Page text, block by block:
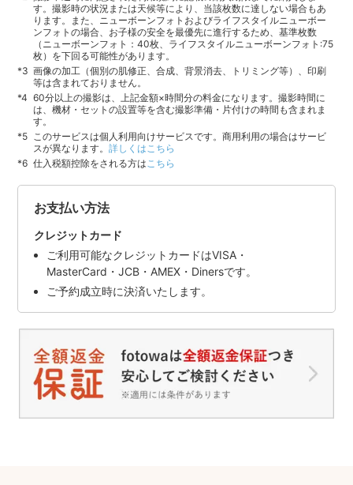
す。撮影時の状況または天候等により、当該枚数に達しない場合もあ
ります。また、ニューボーンフォトおよびライフスタイルニューボー
ンフォトの場合、お子様の安全を最優先に進行するため、基準枚数
（ニューボーンフォト：40枚、ライフスタイルニューボーンフォト:75
枚）を下回る可能性があります。
画像の加工（個別の肌修正、合成、背景消去、トリミング等）、印刷
等は含まれておりません。
60分以上の撮影は、上記金額×時間分の料金になります。撮影時間に
は、機材・セットの設置等を含む撮影準備・片付けの時間も含まれま
す。
このサービスは個人利用向けサービスです。商用利用の場合はサービ
スが異なります。詳しくはこちら
仕入税額控除をされる方はこちら
お支払い方法
クレジットカード
ご利用可能なクレジットカードはVISA・
MasterCard・JCB・AMEX・Dinersです。
ご予約成立時に決済いたします。